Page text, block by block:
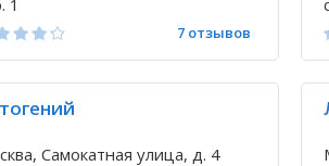
1
7 отзывов
Самокатная улица, д. 4